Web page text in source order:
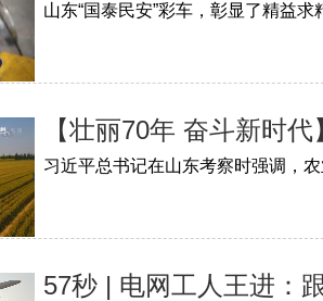
【壮丽70年 奋斗新时
57秒 | 电网工人王进：